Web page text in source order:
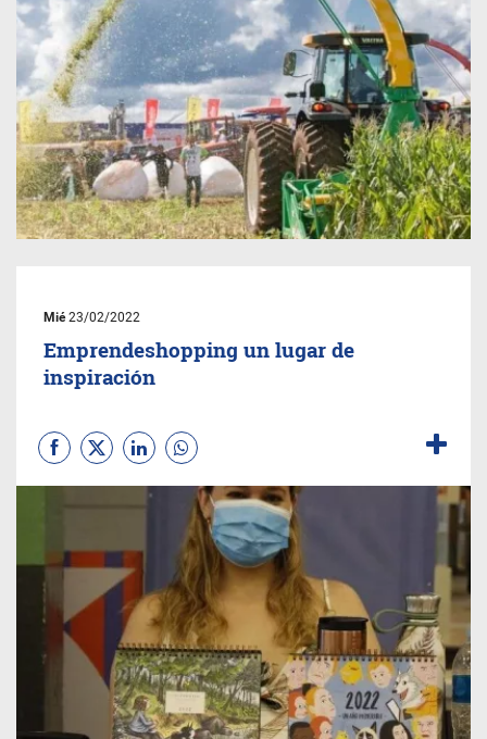
Mié23/02/2022
Emprendeshopping un lugar de
inspiración